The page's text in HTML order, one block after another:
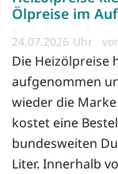
Ölpreise im
24.07.2026
Die Heizölpreise
aufgenommen
wieder die
kostet eine
bundesweiten
Liter. Innerhalb